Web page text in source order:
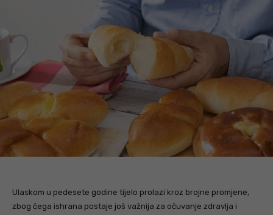
Ulaskom u pedesete godine tijelo prolazi kroz brojne promjene,
zbog čega ishrana postaje još važnija za očuvanje zdravlja i